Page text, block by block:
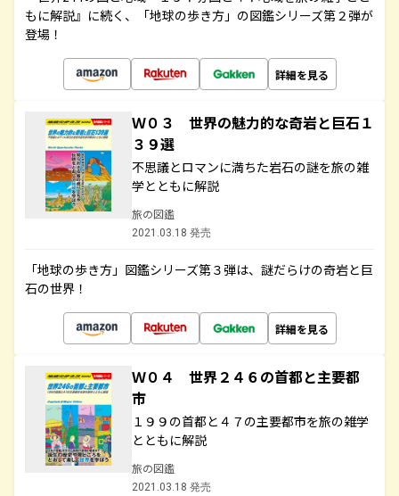
もに解説』に続く、「地球の歩き方」の図鑑シリーズ第２弾が
登場！
詳細を見る
Ｗ０３ 世界の魅力的な奇岩と巨石１
３９選
不思議とロマンに満ちた岩石の謎を旅の雑
学とともに解説
旅の図鑑
2021.03.18 発売
「地球の歩き方」図鑑シリーズ第３弾は、謎だらけの奇岩と巨
石の世界！
詳細を見る
Ｗ０４ 世界２４６の首都と主要都
市
１９９の首都と４７の主要都市を旅の雑学
とともに解説
旅の図鑑
2021.03.18 発売